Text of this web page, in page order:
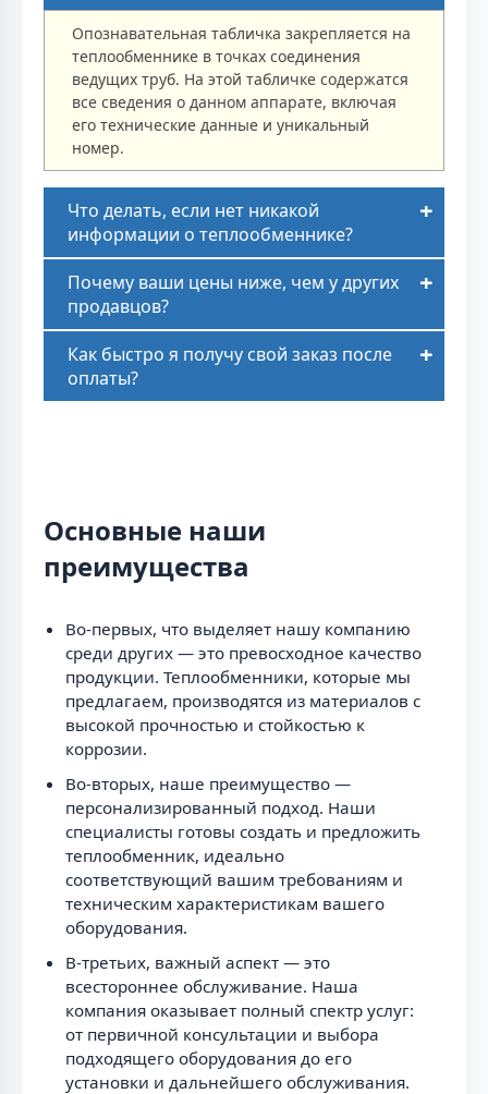
Опознавательная табличка закрепляется на
теплообменнике в точках соединения
ведущих труб. На этой табличке содержатся
все сведения о данном аппарате, включая
его технические данные и уникальный
номер.
Что делать, если нет никакой
информации о теплообменнике?
Почему ваши цены ниже, чем у других
продавцов?
Как быстро я получу свой заказ после
оплаты?
Основные наши
преимущества
Во-первых, что выделяет нашу компанию
среди других — это превосходное качество
продукции. Теплообменники, которые мы
предлагаем, производятся из материалов с
высокой прочностью и стойкостью к
коррозии.
Во-вторых, наше преимущество —
персонализированный подход. Наши
специалисты готовы создать и предложить
теплообменник, идеально
соответствующий вашим требованиям и
техническим характеристикам вашего
оборудования.
В-третьих, важный аспект — это
всестороннее обслуживание. Наша
компания оказывает полный спектр услуг:
от первичной консультации и выбора
подходящего оборудования до его
установки и дальнейшего обслуживания.